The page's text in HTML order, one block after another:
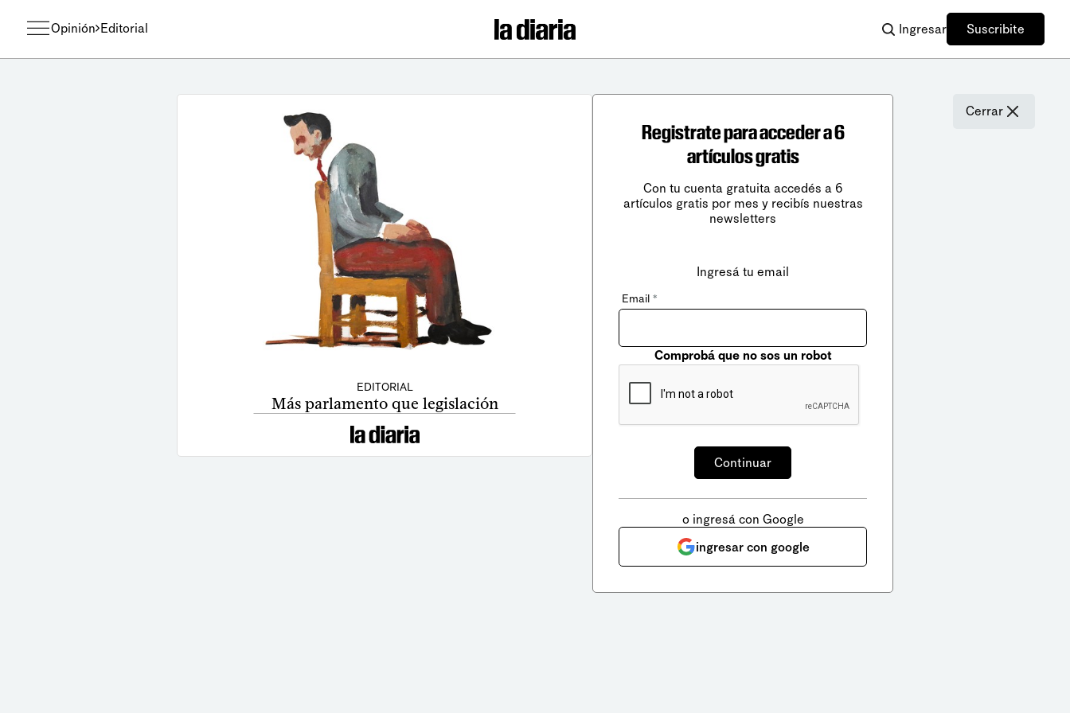
Opinión Editorial Ingresar Suscribite
EDITORIAL
Más parlamento que legislación
Cerrar
Registrate para acceder a 6
artículos gratis
Con tu cuenta gratuita accedés a 6
artículos gratis por mes y recibís nuestras
newsletters
Ingresá tu email
Email *
Comprobá que no sos un robot
o ingresá con Google
ingresar con google